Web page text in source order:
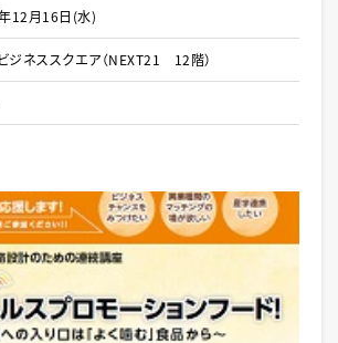
12月16日(水)
ビジネススクエア（NEXT21 12階）